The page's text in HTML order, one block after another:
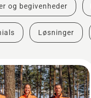
og begivenheder
Løsninger